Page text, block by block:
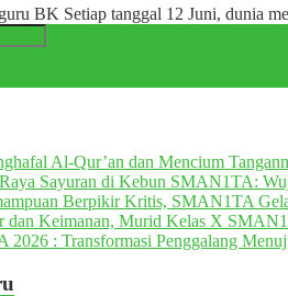
BK Setiap tanggal 12 Juni, dunia
Al-Qur’an dan Mencium
Raya Sayuran di Kebun SMAN1TA:
Berpikir Kritis, SMAN1TA
dan Keimanan, Murid Kelas X
: Transformasi Penggalang